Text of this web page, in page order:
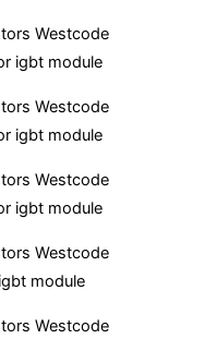
Westcode
igbt module
Westcode
igbt module
Westcode
igbt module
Westcode
module
Westcode